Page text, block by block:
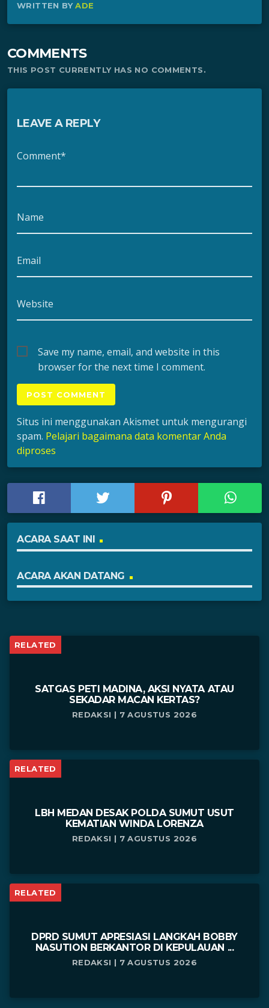
WRITTEN BYADE
COMMENTS
THIS POST CURRENTLY HAS NO COMMENTS.
LEAVE A REPLY
Comment*
Name
Email
Website
Save my name, email, and website in this
browser for the next time I comment.
Situs ini menggunakan Akismet untuk mengurangi
spam. Pelajari bagaimana data komentar Anda
diproses
ACARA SAAT INI
ACARA AKAN DATANG
RELATED
SATGAS PETI MADINA, AKSI NYATA ATAU
SEKADAR MACAN KERTAS?
REDAKSI | 7 AGUSTUS 2026
RELATED
LBH MEDAN DESAK POLDA SUMUT USUT
KEMATIAN WINDA LORENZA
REDAKSI | 7 AGUSTUS 2026
RELATED
DPRD SUMUT APRESIASI LANGKAH BOBBY
NASUTION BERKANTOR DI KEPULAUAN ...
REDAKSI | 7 AGUSTUS 2026